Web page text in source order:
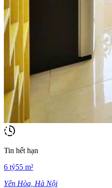
Tin hết hạn
6 tỷ55 m²
Yên Hòa, Hà Nội